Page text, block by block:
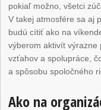
pokiaľ možno, všetci
V takej atmosfére sa aj
budú cítiť ako na
výberom aktivít výrazne
vzťahov a spolupráce,
a spôsobu spoločného
Ako na